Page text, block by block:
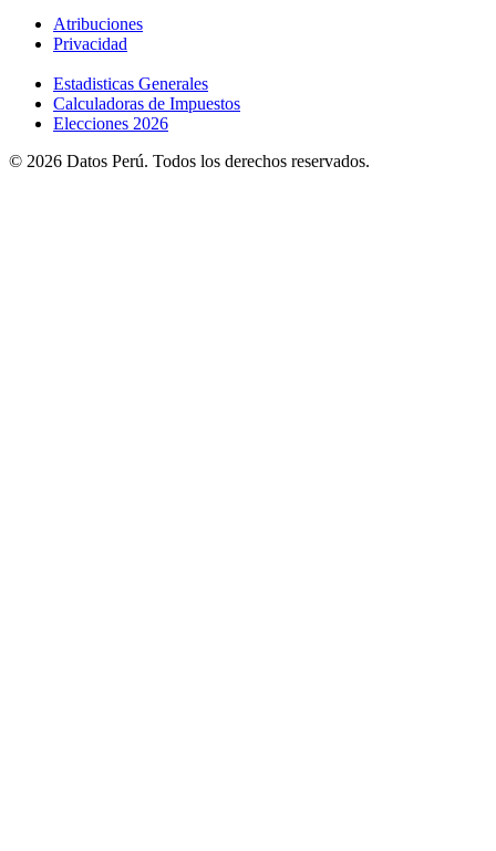
Atribuciones
Privacidad
Estadisticas Generales
Calculadoras de Impuestos
Elecciones 2026
© 2026 Datos Perú. Todos los derechos reservados.